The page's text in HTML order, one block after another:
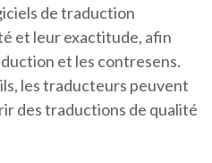
de traduction
et leur exactitude, afin
et les contresens.
les traducteurs peuvent
des traductions de qualité